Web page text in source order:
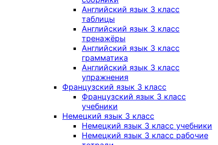
Английский язык 3 класс
таблицы
Английский язык 3 класс
тренажёры
Английский язык 3 класс
грамматика
Английский язык 3 класс
упражнения
Французский язык 3 класс
Французский язык 3 класс
учебники
Немецкий язык 3 класс
Немецкий язык 3 класс учебники
Немецкий язык 3 класс рабочие